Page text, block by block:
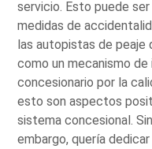
servicio. Esto puede
medidas de
las autopistas de peaje
como un mecanismo
concesionario por la
esto son aspectos
sistema concesional. Sin
embargo, quería